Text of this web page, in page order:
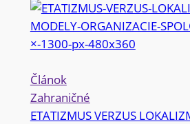
Článok
Zahraničné
ETATIZMUS VERZUS